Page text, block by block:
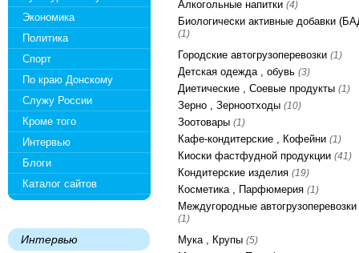
Экономика
Политика
Спорт
По краю Донскому
Служу России
Кроме того
Интервью
Блоги
Каталог сайтов
Интервью
Алкогольные напитки (4)
Биологически активные добавки
(1)
Городские автогрузоперевозки (1)
Детская одежда , обувь (3)
Диетические , Соевые продукты (1)
Зерно , Зерноотходы (10)
Зоотовары (1)
Кафе-кондитерские , Кофейни (1)
Киоски фастфудной продукции (41)
Кондитерские изделия (19)
Косметика , Парфюмерия (1)
Междугородные автогрузоперевозки
(1)
Мука , Крупы (5)